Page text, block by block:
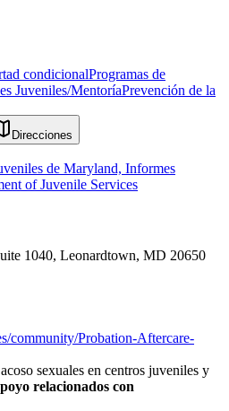
condicionalProgramas de
Juveniles/MentoríaPrevención de la
Direcciones
de Maryland, Informes
of Juvenile Services
1040, Leonardtown, MD 20650
community/Probation-Aftercare-
sexuales en centros juveniles y
relacionados con